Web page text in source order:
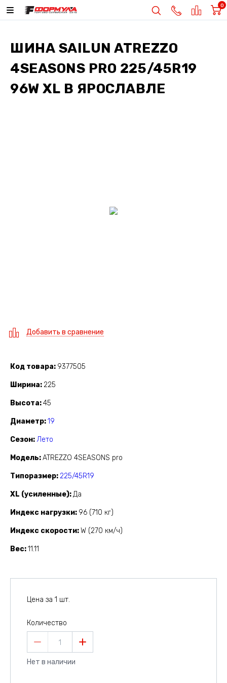
0
ШИНА SAILUN ATREZZO
4SEASONS PRO 225/45R19
96W XL В ЯРОСЛАВЛЕ
Добавить в сравнение
Код товара 9377505
Ширина 225
Высота 45
Диаметр 19
Сезон Лето
Модель ATREZZO 4SEASONS pro
Типоразмер 225/45R19
XL (усиленные) Да
Индекс нагрузки 96 (710 кг)
Индекс скорости W (270 км/ч)
Вес 11.11
Цена за 1 шт.
Количество
1
Нет в наличии